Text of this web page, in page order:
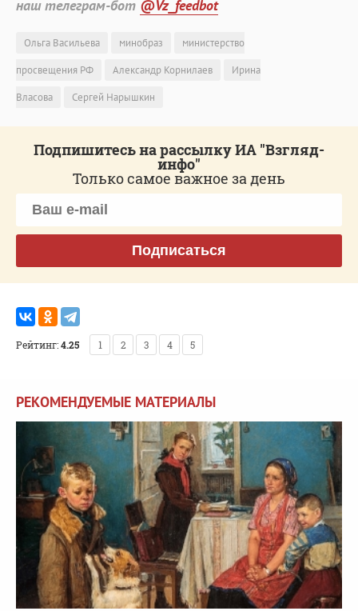
наш телеграм-бот @Vz_feedbot
Ольга Васильева минобраз
министерство
просвещения РФ
Александр Корнилаев
Ирина
Власова
Сергей Нарышкин
Подпишитесь на рассылку ИА "Взгляд-
инфо"
Только самое важное за день
Подписаться
Рейтинг:4.25 1 2 3 4 5
РЕКОМЕНДУЕМЫЕ МАТЕРИАЛЫ